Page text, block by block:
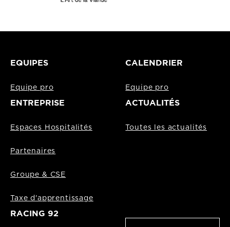
EQUIPES
Equipe pro
CALENDRIER
Equipe pro
ENTREPRISE
Espaces Hospitalités
Partenaires
Groupe & CSE
Taxe d'apprentissage
ACTUALITÉS
Toutes les actualités
RACING 92